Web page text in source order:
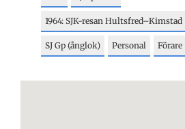
1964: SJK-resan Hultsfred–Kimstad
SJ Gp (ånglok) Personal Förare